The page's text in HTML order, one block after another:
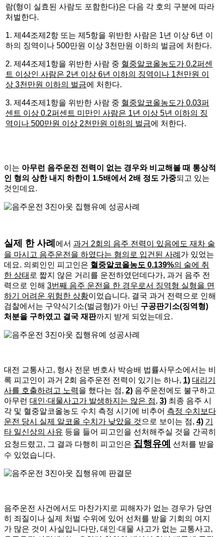
람(형이 실효된 사람도 포함한다)은 다음 각 호의 구분에 따라
처벌한다.
1. 제44조제2항 또는 제5항을 위반한 사람은 1년 이상 6년 이
하의 징역이나 500만원 이상 3천만원 이하의 벌금에 처한다.
2. 제44조제1항을 위반한 사람 중 혈중알코올농도가 0.2퍼센
트 이상인 사람은 2년 이상 6년 이하의 징역이나 1천만원 이
상 3천만원 이하의 벌금에 처한다.
3. 제44조제1항을 위반한 사람 중 혈중알코올농도가 0.03퍼
센트 이상 0.2퍼센트 미만인 사람은 1년 이상 5년 이하의 징
역이나 500만원 이상 2천만원 이하의 벌금에 처한다.
이는 아무런 음주운전 전력이 없는 경우와 비교해볼 때 통상적
인 형의 상한 내지 하한이 1.5배에서 2배 정도 가중되고 있는
것인데요.
실제 한 사례 에서 과거 2회의 음주 전력이 있음에도 재차 술
을 마시고 음주운전을 하였다는 혐의로 입건된 사례 가 있었는
데요. 의뢰인인 피고인은 혈중알코올농도 0.139%의 술에 취
한 상태 로 짧지 않은 거리를 운전하였던데다가, 과거 음주 전
력으로 인해 3번째 음주 운전을 한 경우로서 징역형 실형을 면
하기 어려운 위험한 상황이었습니다. 결국 과거 전력으로 인해
검찰에서는 구약식기소(벌금형)가 아닌 구공판기소(징역형)
처분을 구하였고 결국 재판까지 받게 되었는데요.
대전 교통사고, 형사 전문 변호사 박승배 법률사무소에서는 비
록 피고인이 과거 2회 음주운전 전력이 있기는 하나, 1) 대리기
사를 호출하려고 노력을 했다는 점, 2) 음주운전에도 불구하고
아무런 대인·대물사고가 발생하지는 않은 점, 3) 최종 음주 시
각 및 혈중알코올농도 수치 측정 시기에 비추어 측정 수치보다
운전 당시 실제 알코올 수치가 낮았을 것 으로 보이는 점, 4) 기
타 일신상의 사유 등을 들어 피고인을 선처해주실 것을 간곡히
요청드렸고, 그 결과 다행히 피고인은 집행유예
선처를 받을
수 있었습니다.
음주운전 사건에서도 마찬가지로 피해자가 없는 경우가 당연
히 죄질이나 실제 처벌 수위에 있어 선처를 받을 기회의 여지
가 많은 것이 사실입니다만, 대인·대물 사고가 없는 교통사고,